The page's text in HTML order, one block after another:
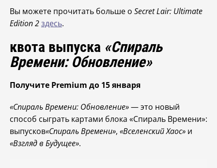
Вы можете прочитать больше о Secret Lair: Ultimate
Edition 2здесь.
квота выпуска «Спираль
Времени: Обновление»
Получите Premium до 15 января
«Спираль Времени: Обновление»— это новый
способ сыграть картами блока «Спираль Времени»:
выпусков«Спираль Времени», «Вселенский Хаос» и
«Взгляд в Будущее».